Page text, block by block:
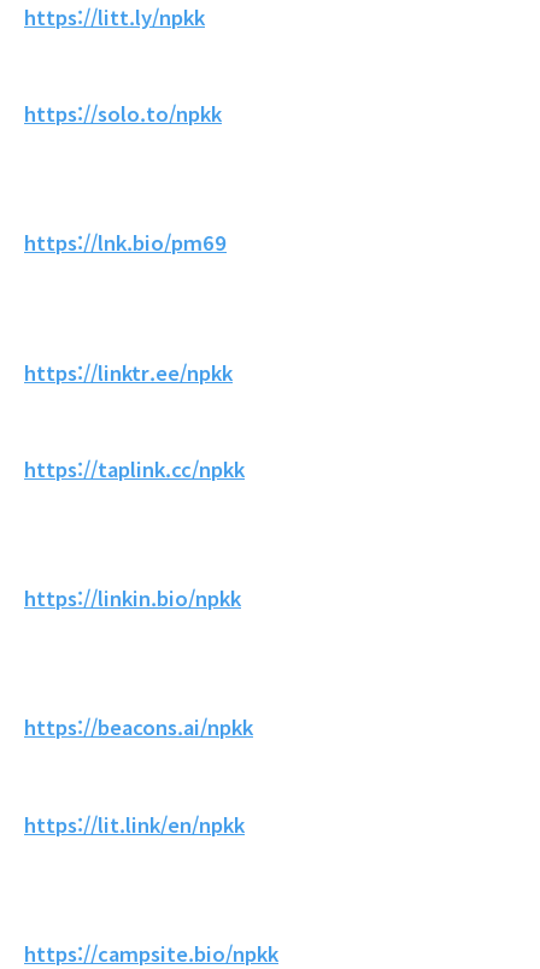
https://litt.ly/npkk
https://solo.to/npkk
https://lnk.bio/pm69
https://linktr.ee/npkk
https://taplink.cc/npkk
https://linkin.bio/npkk
https://beacons.ai/npkk
https://lit.link/en/npkk
https://campsite.bio/npkk